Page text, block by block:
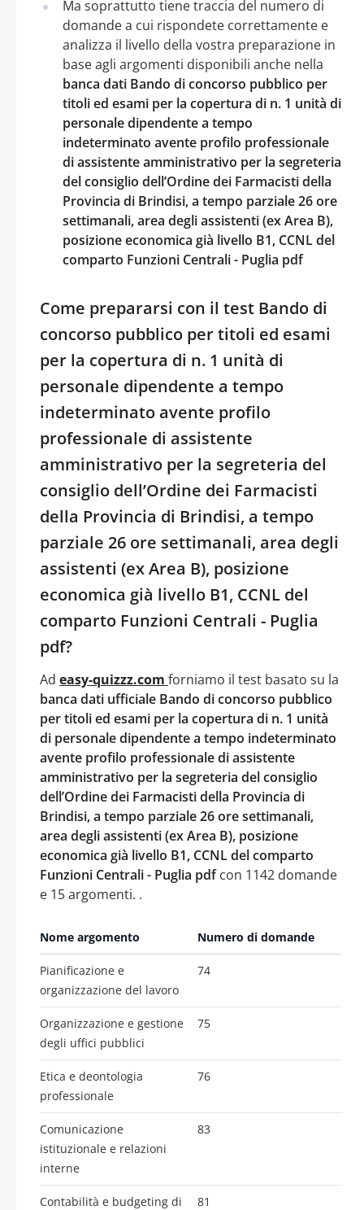
Ma soprattutto tiene traccia del numero di
domande a cui rispondete correttamente e
analizza il livello della vostra preparazione in
base agli argomenti disponibili anche nella
banca dati Bando di concorso pubblico per
titoli ed esami per la copertura di n. 1 unità di
personale dipendente a tempo
indeterminato avente profilo professionale
di assistente amministrativo per la segreteria
del consiglio dell’Ordine dei Farmacisti della
Provincia di Brindisi, a tempo parziale 26 ore
settimanali, area degli assistenti (ex Area B),
posizione economica già livello B1, CCNL del
comparto Funzioni Centrali - Puglia pdf
Come prepararsi con il test Bando di
concorso pubblico per titoli ed esami
per la copertura di n. 1 unità di
personale dipendente a tempo
indeterminato avente profilo
professionale di assistente
amministrativo per la segreteria del
consiglio dell’Ordine dei Farmacisti
della Provincia di Brindisi, a tempo
parziale 26 ore settimanali, area degli
assistenti (ex Area B), posizione
economica già livello B1, CCNL del
comparto Funzioni Centrali - Puglia
pdf?
Ad easy-quizzz.com forniamo il test basato su la
banca dati ufficiale Bando di concorso pubblico
per titoli ed esami per la copertura di n. 1 unità
di personale dipendente a tempo indeterminato
avente profilo professionale di assistente
amministrativo per la segreteria del consiglio
dell’Ordine dei Farmacisti della Provincia di
Brindisi, a tempo parziale 26 ore settimanali,
area degli assistenti (ex Area B), posizione
economica già livello B1, CCNL del comparto
Funzioni Centrali - Puglia pdfcon 1142 domande
e 15 argomenti. .
Nome argomento Numero di domande
Pianificazione e
organizzazione del lavoro
74
Organizzazione e gestione
degli uffici pubblici
75
Etica e deontologia
professionale
76
Comunicazione
istituzionale e relazioni
interne
83
Contabilità e budgeting di
81